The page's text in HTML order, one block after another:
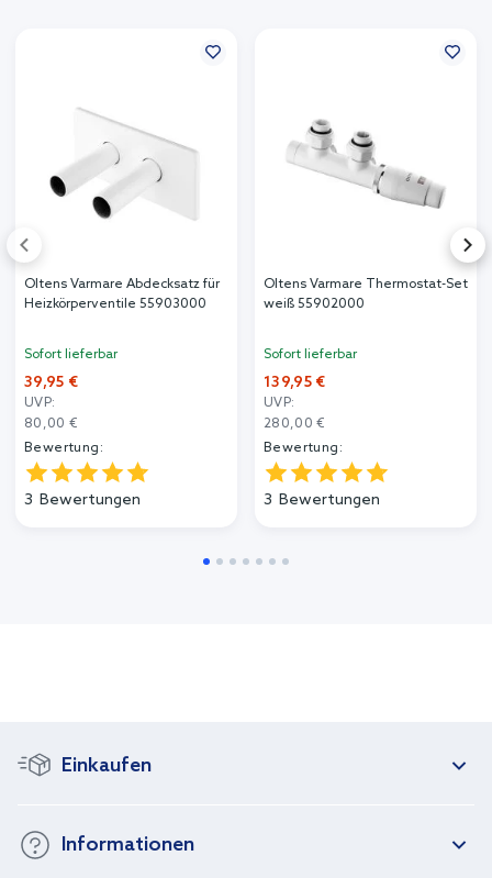
Oltens Varmare Abdecksatz für
Heizkörperventile 55903000
Sofort lieferbar
39,95 €
UVP:
80,00 €
Bewertung:
3 Bewertungen
Oltens Varmare Thermostat-Set
weiß 55902000
Sofort lieferbar
139,95 €
UVP:
280,00 €
Bewertung:
3 Bewertungen
Einkaufen
Informationen